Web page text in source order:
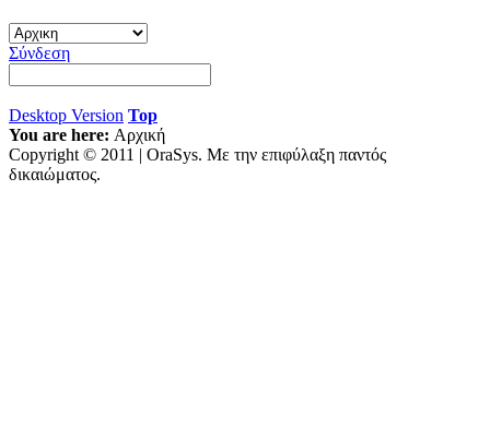
Σύνδεση
Desktop Version Top
You are here: Αρχική
Copyright © 2011 | OraSys. Με την επιφύλαξη παντός
δικαιώματος.